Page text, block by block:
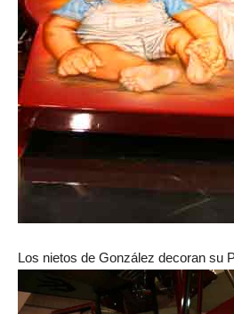
Los nietos de González decoran su